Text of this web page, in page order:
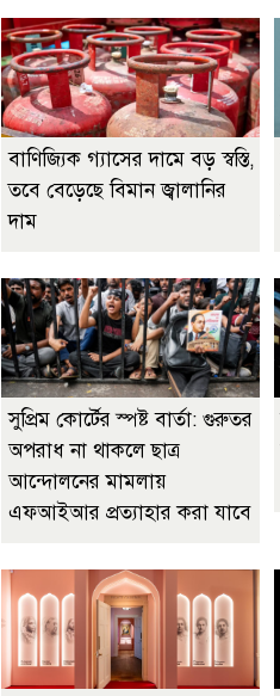
বাণিজ্যিক গ্যাসের দামে বড় স্বস্তি,
তবে বেড়েছে বিমান জ্বালানির
দাম
সুপ্রিম কোর্টের স্পষ্ট বার্তা: গুরুতর
অপরাধ না থাকলে ছাত্র
আন্দোলনের মামলায়
এফআইআর প্রত্যাহার করা যাবে